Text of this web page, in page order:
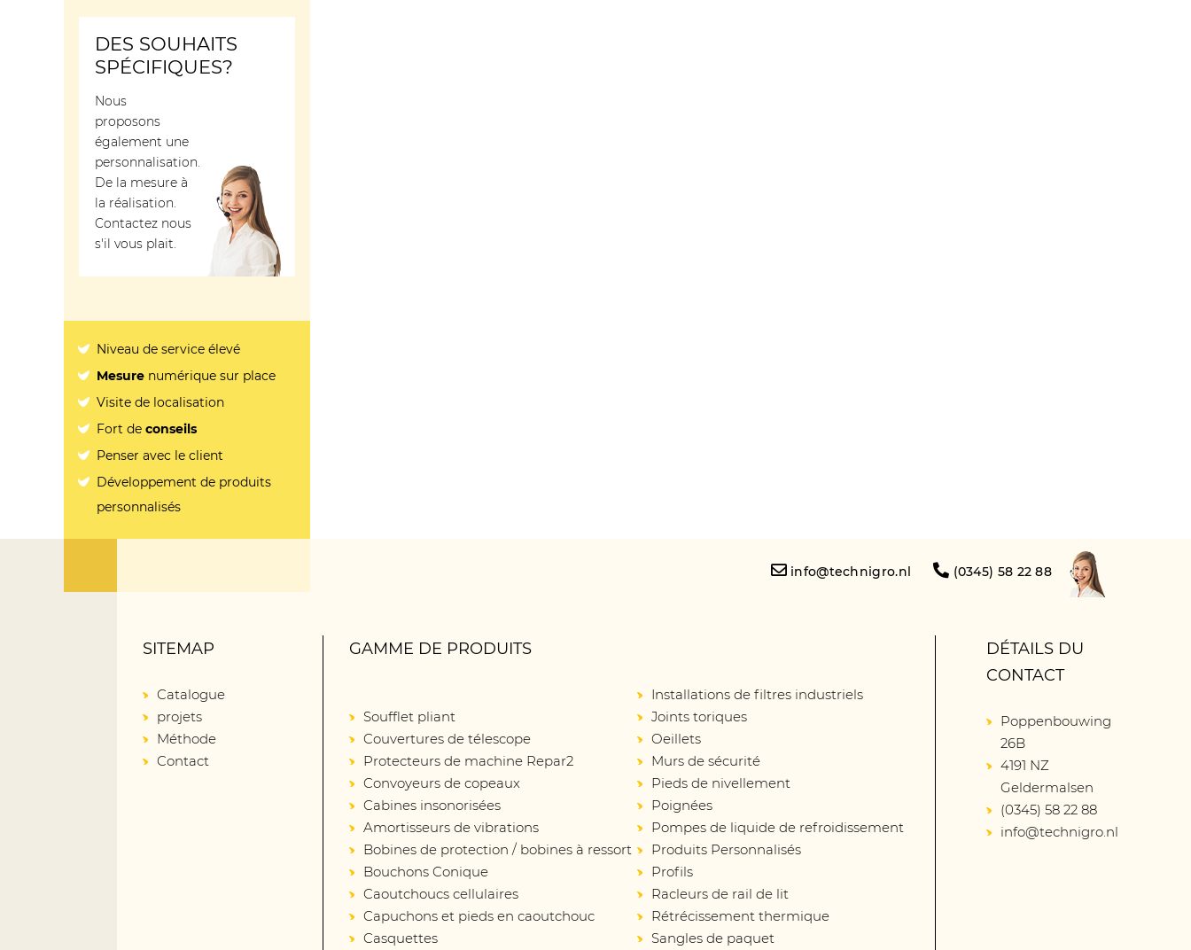
DES SOUHAITS
SPÉCIFIQUES?
Nous
proposons
également une
personnalisation.
De la mesure à
la réalisation.
Contactez nous
s'il vous plait.
Niveau de service élevé
Mesure numérique sur place
Visite de localisation
Fort deconseils
Penser avec le client
Développement de produits
personnalisés
info@technigro.nl (0345) 58 22 88
SITEMAP
Catalogue
projets
Méthode
Contact
GAMME DE PRODUITS
Soufflet pliant
Couvertures de télescope
Protecteurs de machine Repar2
Convoyeurs de copeaux
Cabines insonorisées
Amortisseurs de vibrations
Bobines de protection / bobines à ressort
Bouchons Conique
Caoutchoucs cellulaires
Capuchons et pieds en caoutchouc
Casquettes
Installations de filtres industriels
Joints toriques
Oeillets
Murs de sécurité
Pieds de nivellement
Poignées
Pompes de liquide de refroidissement
Produits Personnalisés
Profils
Racleurs de rail de lit
Rétrécissement thermique
Sangles de paquet
DÉTAILS DU
CONTACT
Poppenbouwing
26B
4191 NZ
Geldermalsen
(0345) 58 22 88
info@technigro.nl